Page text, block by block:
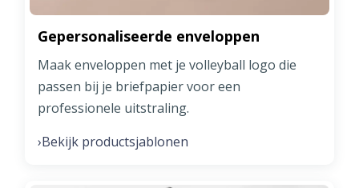
Gepersonaliseerde enveloppen
Maak enveloppen met je volleyball logo die
passen bij je briefpapier voor een
professionele uitstraling.
›Bekijk productsjablonen